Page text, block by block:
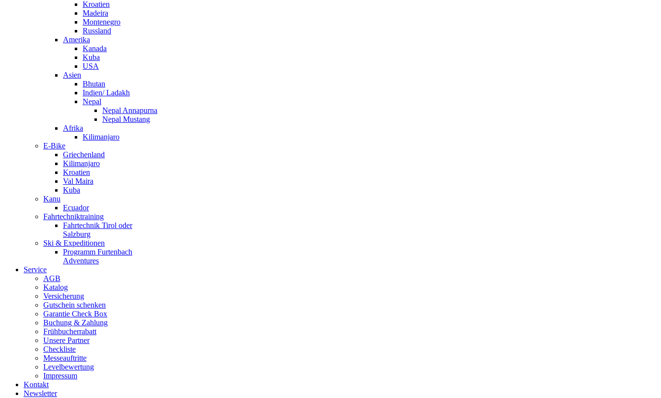
Kroatien
Madeira
Montenegro
Russland
Amerika
Kanada
Kuba
USA
Asien
Bhutan
Indien/ Ladakh
Nepal
Nepal Annapurna
Nepal Mustang
Afrika
Kilimanjaro
E-Bike
Griechenland
Kilimanjaro
Kroatien
Val Maira
Kuba
Kanu
Ecuador
Fahrtechniktraining
Fahrtechnik Tirol oder
Salzburg
Ski & Expeditionen
Programm Furtenbach
Adventures
Service
AGB
Katalog
Versicherung
Gutschein schenken
Garantie Check Box
Buchung & Zahlung
Frühbucherrabatt
Unsere Partner
Checkliste
Messeauftritte
Levelbewertung
Impressum
Kontakt
Newsletter